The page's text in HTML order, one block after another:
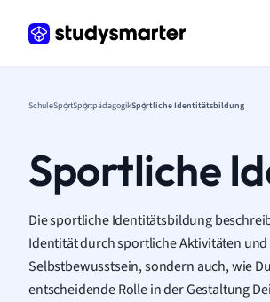
SchuleSportSportpädagogikSportliche Identitätsbildung
Sportliche
Die sportliche Identitätsbildung
Identität durch sportliche Aktivitäten
Selbstbewusstsein, sondern auch, wie
entscheidende Rolle in der Gestaltung